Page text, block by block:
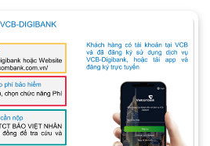
Kachi…